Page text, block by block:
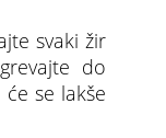
svaki žir
do
se lakše